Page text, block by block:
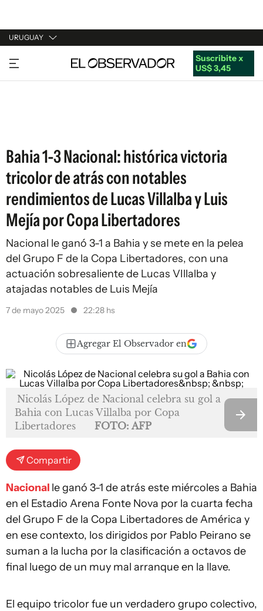
URUGUAY
URUGUAY
ARGENTINA
Suscribite x
US$ 3,45
Bahia 1-3 Nacional: histórica victoria
tricolor de atrás con notables
rendimientos de Lucas Villalba y Luis
Mejía por Copa Libertadores
Nacional le ganó 3-1 a Bahia y se mete en la pelea
del Grupo F de la Copa Libertadores, con una
actuación sobresaliente de Lucas VIllalba y
atajadas notables de Luis Mejía
7 de mayo 2025 22:28 hs
Agregar El Observador en
Nicolás López de Nacional celebra su gol a
Bahia con Lucas Villalba por Copa
Libertadores
FOTO: AFP
Compartir
Nacional le ganó 3-1 de atrás este miércoles a Bahia
en el Estadio Arena Fonte Nova por la cuarta fecha
del Grupo F de la Copa Libertadores de América y
en ese contexto, los dirigidos por Pablo Peirano se
suman a la lucha por la clasificación a octavos de
final luego de un muy mal arranque en la llave.
El equipo tricolor fue un verdadero grupo colectivo,